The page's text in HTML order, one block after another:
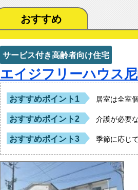
おすすめ
サービス付き高齢者向け住宅
エイジフリーハウス
おすすめポイント1 居室は全室
おすすめポイント2 介護が必要
おすすめポイント3 季節に応じ